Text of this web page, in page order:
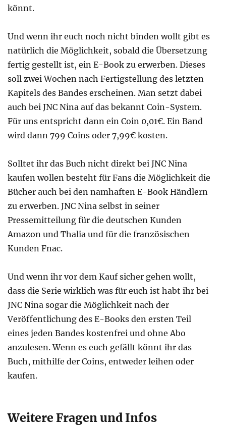
könnt.
Und wenn ihr euch noch nicht binden wollt gibt es
natürlich die Möglichkeit, sobald die Übersetzung
fertig gestellt ist, ein E-Book zu erwerben. Dieses
soll zwei Wochen nach Fertigstellung des letzten
Kapitels des Bandes erscheinen. Man setzt dabei
auch bei JNC Nina auf das bekannt Coin-System.
Für uns entspricht dann ein Coin 0,01€. Ein Band
wird dann 799 Coins oder 7,99€ kosten.
Solltet ihr das Buch nicht direkt bei JNC Nina
kaufen wollen besteht für Fans die Möglichkeit die
Bücher auch bei den namhaften E-Book Händlern
zu erwerben. JNC Nina selbst in seiner
Pressemitteilung für die deutschen Kunden
Amazon und Thalia und für die französischen
Kunden Fnac.
Und wenn ihr vor dem Kauf sicher gehen wollt,
dass die Serie wirklich was für euch ist habt ihr bei
JNC Nina sogar die Möglichkeit nach der
Veröffentlichung des E-Books den ersten Teil
eines jeden Bandes kostenfrei und ohne Abo
anzulesen. Wenn es euch gefällt könnt ihr das
Buch, mithilfe der Coins, entweder leihen oder
kaufen.
Weitere Fragen und Infos